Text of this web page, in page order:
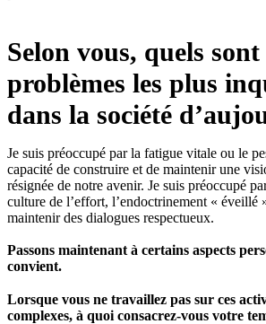
Selon vous, quels sont
problèmes les plus
dans la société
Je suis préoccupé par la fatigue vitale ou le
capacité de construire et de maintenir une
résignée de notre avenir. Je suis préoccupé
culture de l’effort, l’endoctrinement « éveillé
maintenir des dialogues respectueux.
Passons maintenant à certains aspects
convient.
Lorsque vous ne travaillez pas sur ces
complexes, à quoi consacrez-vous votre